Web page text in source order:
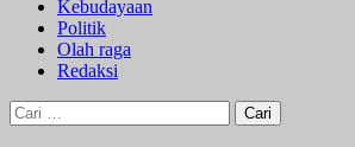
Kebudayaan
Politik
Olah raga
Redaksi
Cari
untuk: